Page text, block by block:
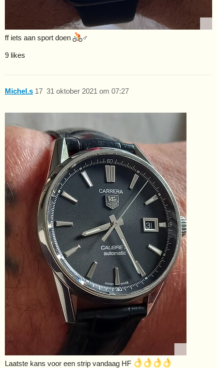
ff iets aan sport doen ‍♂
9 likes
Michel.s 31 oktober 2021 om 07:27
17
Laatste kans voor een strip vandaag HF